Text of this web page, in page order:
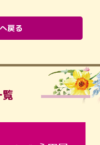
戻る